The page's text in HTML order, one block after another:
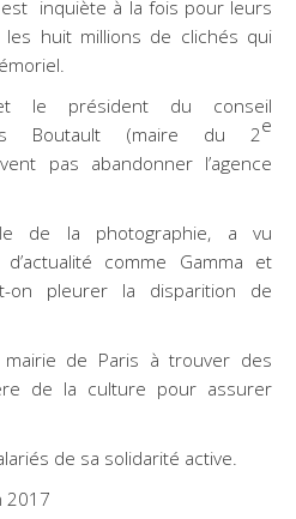
inquiète à la fois pour leurs
les huit millions de clichés qui
le président du conseil
Boutault (maire du 2e
pas abandonner l’agence
de la photographie, a vu
comme Gamma et
on pleurer la disparition de
mairie de Paris à trouver des
de la culture pour assurer
de sa solidarité active.
2017